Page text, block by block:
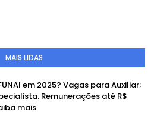
MAIS LIDAS
em 2025? Vagas para Auxiliar;
Remunerações até R$
mais